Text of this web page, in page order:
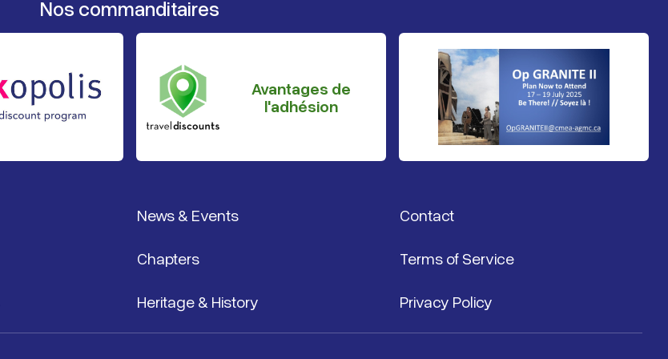
Nos commanditaires
Avantages de
l'adhésion
News & Events Contact
Chapters Terms of Service
Heritage & History Privacy Policy